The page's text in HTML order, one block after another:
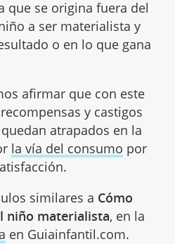
que se origina fuera del
a ser materialista y
o en lo que gana
afirmar que con este
y castigos
atrapados en la
la vía del consumo por
similares a Cómo
niño materialista, en la
en Guiainfantil.com.